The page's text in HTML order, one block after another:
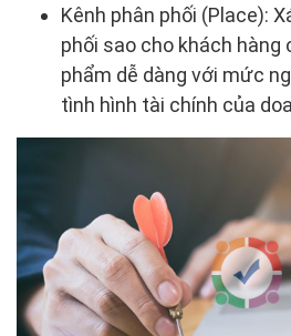
Kênh phân phối (Place):
phối sao cho khách hàng
phẩm dễ dàng với mức
tình hình tài chính của